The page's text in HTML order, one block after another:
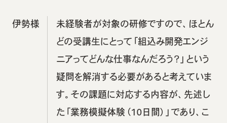
伊勢様
未経験者が対象の研修ですので、ほとん
どの受講生にとって「組込み開発エンジ
ニアってどんな仕事なんだろう？」という
疑問を解消する必要があると考えていま
す。その課題に対応する内容が、先述し
た「業務模擬体験（10日間）」であり、こ